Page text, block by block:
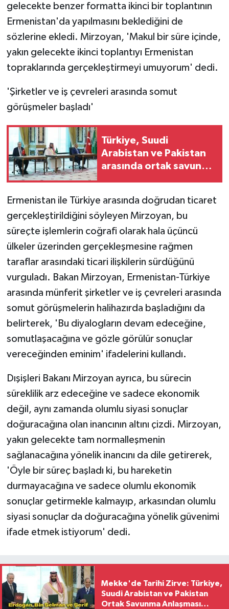
gelecekte benzer formatta ikinci bir toplantının
Ermenistan'da yapılmasını beklediğini de
sözlerine ekledi. Mirzoyan, 'Makul bir süre içinde,
yakın gelecekte ikinci toplantıyı Ermenistan
topraklarında gerçekleştirmeyi umuyorum' dedi.
'Şirketler ve iş çevreleri arasında somut
görüşmeler başladı'
Türkiye, Suudi
Arabistan ve Pakistan
arasında ortak savunma
Ermenistan ile Türkiye arasında doğrudan ticaret
gerçekleştirildiğini söyleyen Mirzoyan, bu
süreçte işlemlerin coğrafi olarak hala üçüncü
ülkeler üzerinden gerçekleşmesine rağmen
taraflar arasındaki ticari ilişkilerin sürdüğünü
vurguladı. Bakan Mirzoyan, Ermenistan-Türkiye
arasında münferit şirketler ve iş çevreleri arasında
somut görüşmelerin halihazırda başladığını da
belirterek, 'Bu diyalogların devam edeceğine,
somutlaşacağına ve gözle görülür sonuçlar
vereceğinden eminim' ifadelerini kullandı.
Dışişleri Bakanı Mirzoyan ayrıca, bu sürecin
süreklilik arz edeceğine ve sadece ekonomik
değil, aynı zamanda olumlu siyasi sonuçlar
doğuracağına olan inancının altını çizdi. Mirzoyan,
yakın gelecekte tam normalleşmenin
sağlanacağına yönelik inancını da dile getirerek,
'Öyle bir süreç başladı ki, bu hareketin
durmayacağına ve sadece olumlu ekonomik
sonuçlar getirmekle kalmayıp, arkasından olumlu
siyasi sonuçlar da doğuracağına yönelik güvenimi
ifade etmek istiyorum' dedi.
Mekke'de Tarihi Zirve: Türkiye,
Suudi Arabistan ve Pakistan
Ortak Savunma Anlaşması